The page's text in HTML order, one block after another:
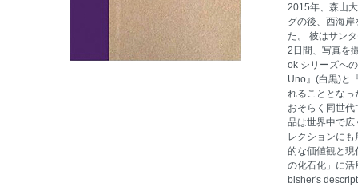
2015年、森山
グの後、西海
た。 彼はサン
2日間、写真を
ok シリーズへ
Uno』(白黒)と
れることとな
おそらく同世
品は世界中で広
レクションに
的な価値観と現
の化石化」に活
bisher's